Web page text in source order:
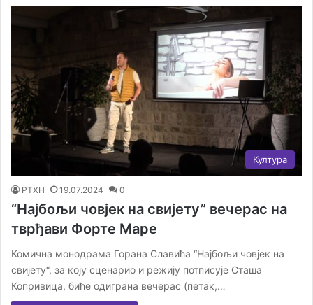
Култура
РТХН 19.07.2024 0
“Најбољи човјек на свијету” вечерас на
тврђави Форте Маре
Комична монодрама Горана Славића “Најбољи човјек на
свијету“, за коју сценарио и режију потписује Сташа
Копривица, биће одиграна вечерас (петак,…